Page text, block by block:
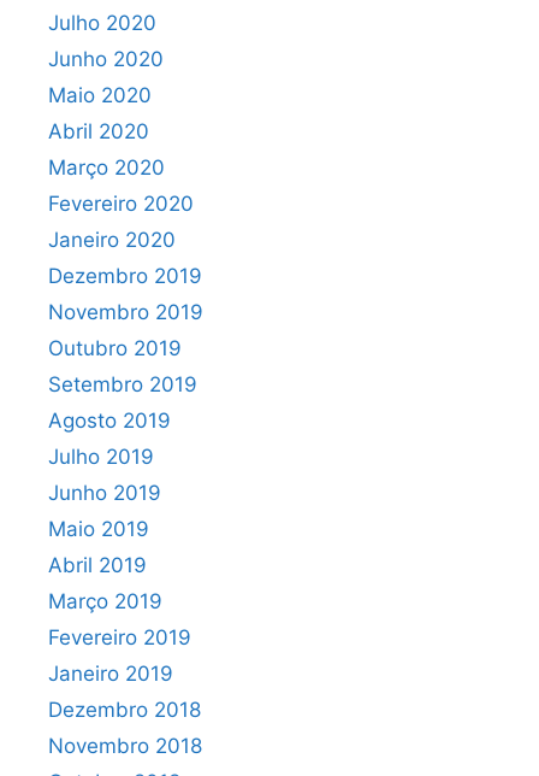
Julho 2020
Junho 2020
Maio 2020
Abril 2020
Março 2020
Fevereiro 2020
Janeiro 2020
Dezembro 2019
Novembro 2019
Outubro 2019
Setembro 2019
Agosto 2019
Julho 2019
Junho 2019
Maio 2019
Abril 2019
Março 2019
Fevereiro 2019
Janeiro 2019
Dezembro 2018
Novembro 2018